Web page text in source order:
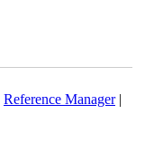
|Reference Manager